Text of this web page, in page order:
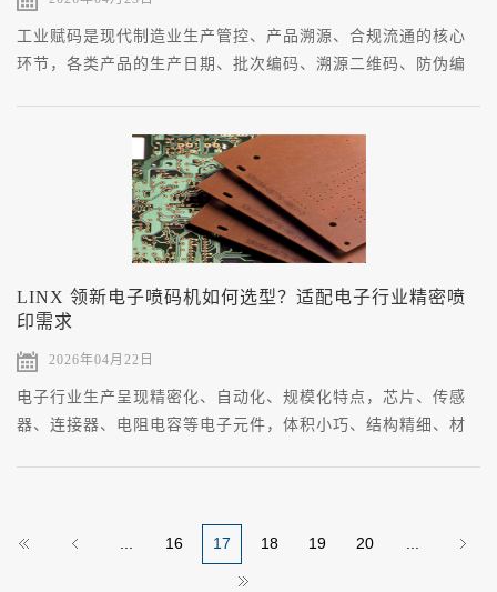
工业赋码是现代制造业生产管控、产品溯源、合规流通的核心
环节，各类产品的生产日期、批次编码、溯源二维码、防伪编
LINX 领新电子喷码机如何选型？适配电子行业精密喷
印需求
2026年04月22日
电子行业生产呈现精密化、自动化、规模化特点，芯片、传感
器、连接器、电阻电容等电子元件，体积小巧、结构精细、材
16 17 18 19 20